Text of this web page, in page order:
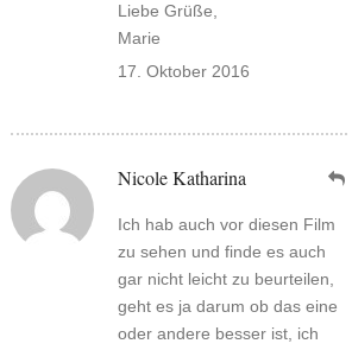
Liebe Grüße,
Marie
17. Oktober 2016
Nicole Katharina
Ich hab auch vor diesen Film
zu sehen und finde es auch
gar nicht leicht zu beurteilen,
geht es ja darum ob das eine
oder andere besser ist, ich